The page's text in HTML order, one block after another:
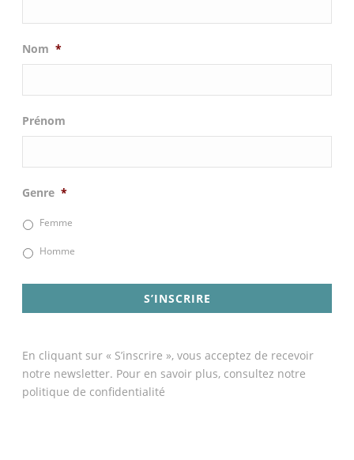
Nom *
Prénom
Genre *
Femme
Homme
En cliquant sur « S’inscrire », vous acceptez de recevoir
notre newsletter. Pour en savoir plus, consultez notre
politique de confidentialité